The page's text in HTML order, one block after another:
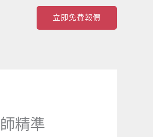
立即免費報價
精準